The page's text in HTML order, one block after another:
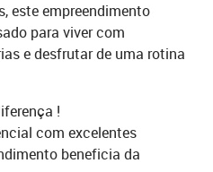
este empreendimento
para viver com
e desfrutar de uma rotina
!
com excelentes
beneficia da